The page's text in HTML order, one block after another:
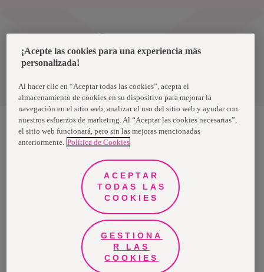
Términos y condiciones
Nosotras, una marca de Essity - una compañía global líder en
mundo, utilizan nuestros productos, servicios y soluciones. Nuestro
propósito es romper barreras por el bienestar en beneficio de
consumidores, pacientes, cuidadores, clientes y la sociedad en
general. Vendemos en aproximadamente 150 países bajo las
principales marcas globales TENA y Tork, así como otras marcas
como Actimove, Cutimed, JOBST, Knix, Leukoplast, Libero, Libresse,
Lotus, Modibodi, Nosotras, Saba, Tempo, TOM Organic y Zewa. En
2024, Essity tuvo ventas de aproximadamente 13 mil millones de
euros y empleó a 36,000 personas. La sede de la compañía está
ubicada en Estocolmo, Suecia, y Essity cotiza en Nasdaq Estocolmo.
Más información en www.essity.com.
¡Acepte las cookies para una experiencia más
personalizada!
Al hacer clic en “Aceptar todas las cookies”, acepta el
almacenamiento de cookies en su dispositivo para mejorar la
navegación en el sitio web, analizar el uso del sitio web y ayudar con
nuestros esfuerzos de marketing. Al “Aceptar las cookies necesarias”,
el sitio web funcionará, pero sin las mejoras mencionadas
anteriormente. Política de Cookies
ACEPTAR
TODAS LAS
COOKIES
GESTIONA
R LAS
COOKIES